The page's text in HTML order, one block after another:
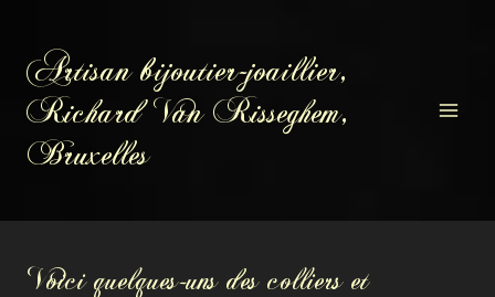
contenu
Artisan bijoutier-joaillier,
Richard Van Risseghem,
Bruxelles
Voici quelques-uns des colliers et